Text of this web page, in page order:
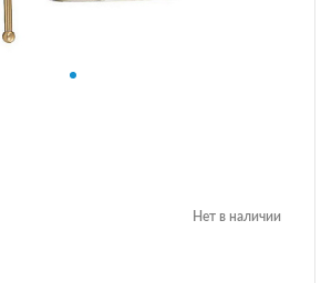
Нет в наличии